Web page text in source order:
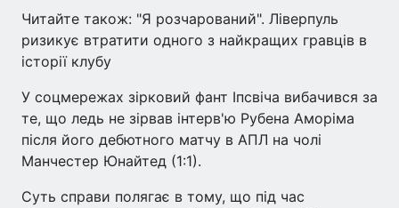
Читайте також: "Я розчарований". Ліверпуль
ризикує втратити одного з найкращих гравців в
історії клубу
У соцмережах зірковий фант Іпсвіча вибачився за
те, що ледь не зірвав інтерв'ю Рубена Аморіма
після його дебютного матчу в АПЛ на чолі
Манчестер Юнайтед (1:1).
Суть справи полягає в тому, що під час